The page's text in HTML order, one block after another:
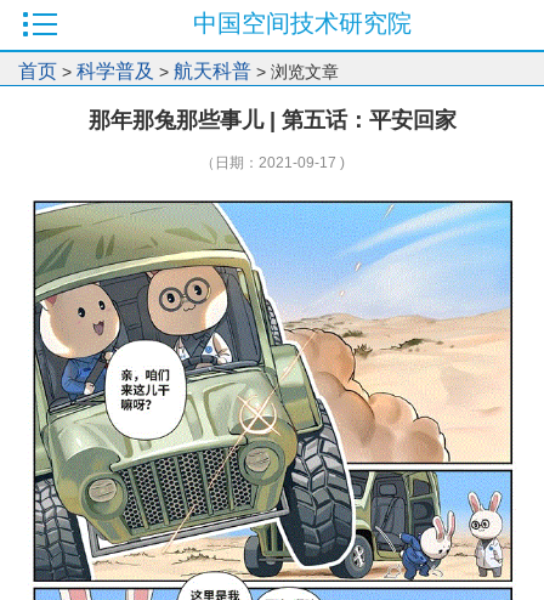
中国空间技术研究院
首页 > 科学普及 > 航天科普 > 浏览文章
那年那兔那些事儿 | 第五话：平安回家
（日期：2021-09-17 )